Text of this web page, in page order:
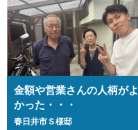
金額や営業さんの人柄がよ
かった・・・
春日井市Ｓ様邸